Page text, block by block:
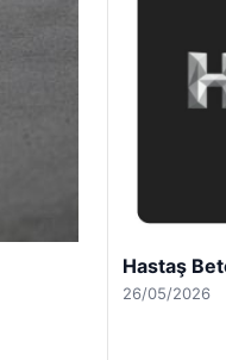
Enes
28/04/2026